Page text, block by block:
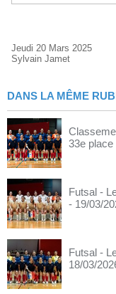
Jeudi 20 Mars 2025
Sylvain Jamet
DANS LA MÊME
33e place
Futsal -
- 19/03/
Futsal -
18/03/